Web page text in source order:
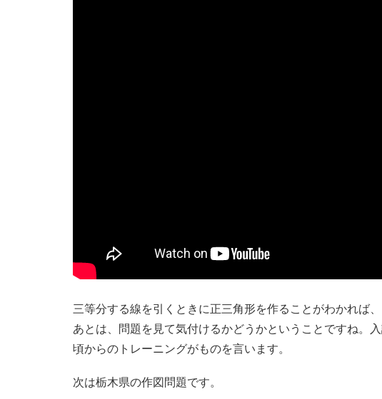
三等分する線を引くときに正三角形を作ることがわかれば
あとは、問題を見て気付けるかどうかということですね。
頃からのトレーニングがものを言います。
次は栃木県の作図問題です。